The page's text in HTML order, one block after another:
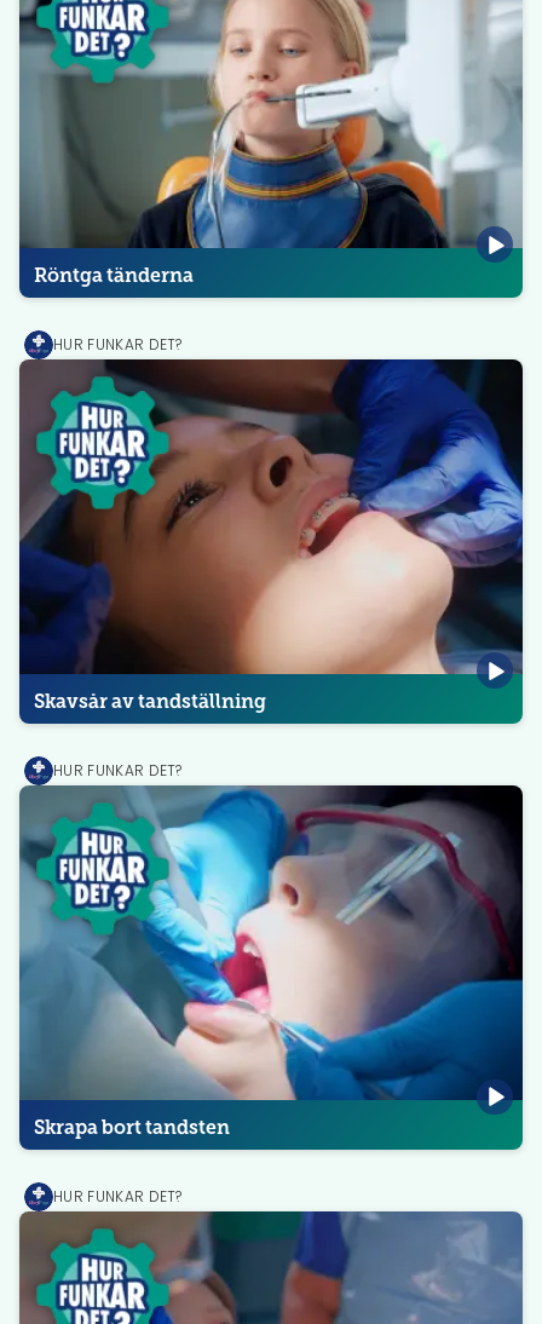
Röntga tänderna
MediPrep
HUR FUNKAR DET?
Skavsår av tandställning
MediPrep
HUR FUNKAR DET?
Skrapa bort tandsten
MediPrep
HUR FUNKAR DET?